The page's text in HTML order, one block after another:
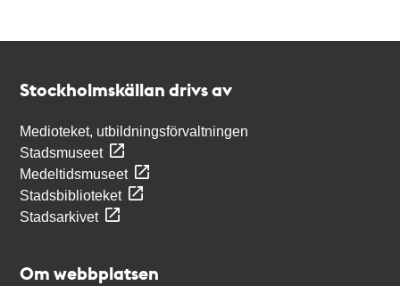
Stockholmskällan drivs av
Medioteket, utbildningsförvaltningen
Stadsmuseet
Medeltidsmuseet
Stadsbiblioteket
Stadsarkivet
Om webbplatsen